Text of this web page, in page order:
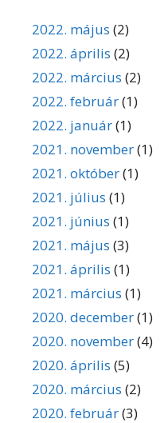
2022. május (2)
2022. április (2)
2022. március (2)
2022. február(1)
2022. január(1)
2021. november(1)
2021. október(1)
2021. július (1)
2021. június (1)
2021. május (3)
2021. április (1)
2021. március (1)
2020. december(1)
2020. november(4)
2020. április (5)
2020. március (2)
2020. február(3)